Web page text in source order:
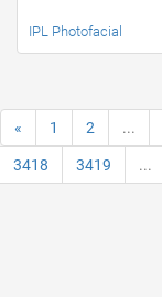
IPL Photofacial
« 1 2 ...
3418 3419 ...